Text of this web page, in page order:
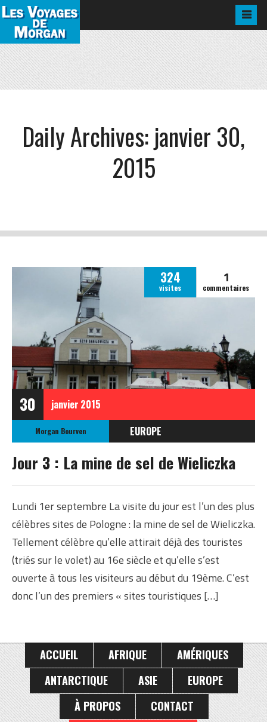
Daily Archives: janvier 30,
2015
30 janvier 2015
324
visites
1
commentaires
Morgan Bourven
EUROPE
POLOGNE
Jour 3 : La mine de sel de Wieliczka
Lundi 1er septembre La visite du jour est l’un des plus
célèbres sites de Pologne : la mine de sel de Wieliczka.
Tellement célèbre qu’elle attirait déjà des touristes
(triés sur le volet) au 16e siècle et qu’elle s’est
ouverte à tous les visiteurs au début du 19ème. C’est
donc l’un des premiers « sites touristiques […]
ACCUEIL AFRIQUE
AMÉRIQUES
ANTARCTIQUE
ASIE
EUROPE
À PROPOS
CONTACT